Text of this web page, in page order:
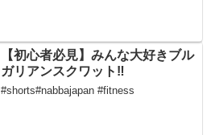
【初心者必見】みんな大好きブル
ガリアンスクワット‼️
#shorts#nabbajapan #fitness